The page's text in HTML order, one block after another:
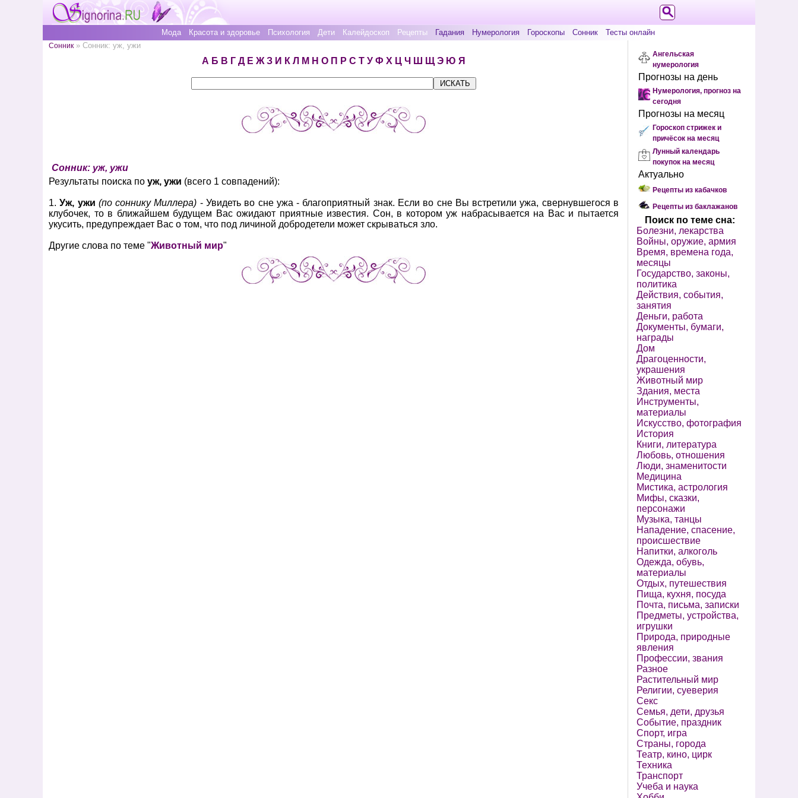
Мода Красота и здоровье Психология Дети Калейдоскоп Рецепты Гадания Нумерология Гороскопы Сонник Тесты онлайн
Сонник » Сонник: уж, ужи
А Б В Г Д Е Ж З И К Л М Н О П Р С Т У Ф Х Ц Ч Ш Щ Э Ю Я
Сонник: уж, ужи
Результаты поиска по уж, ужи (всего 1 совпадений):
1.Уж, ужи (по соннику Миллера) - Увидеть во сне ужа - благоприятный знак. Если во сне Вы встретили ужа, свернувшегося в
клубочек, то в ближайшем будущем Вас ожидают приятные известия. Сон, в котором уж набрасывается на Вас и пытается
укусить, предупреждает Вас о том, что под личиной добродетели может скрываться зло.
Другие слова по теме "Животный мир"
Ангельская
нумерология
Прогнозы на день
Нумерология, прогноз на
сегодня
Прогнозы на месяц
Гороскоп стрижек и
причёсок на месяц
Лунный календарь
покупок на месяц
Актуально
Рецепты из кабачков
Рецепты из баклажанов
Поиск по теме сна:
Болезни, лекарства
Войны, оружие, армия
Время, времена года,
месяцы
Государство, законы,
политика
Действия, события,
занятия
Деньги, работа
Документы, бумаги,
награды
Дом
Драгоценности,
украшения
Животный мир
Здания, места
Инструменты,
материалы
Искусство, фотография
История
Книги, литература
Любовь, отношения
Люди, знаменитости
Медицина
Мистика, астрология
Мифы, сказки,
персонажи
Музыка, танцы
Нападение, спасение,
происшествие
Напитки, алкоголь
Одежда, обувь,
материалы
Отдых, путешествия
Пища, кухня, посуда
Почта, письма, записки
Предметы, устройства,
игрушки
Природа, природные
явления
Профессии, звания
Разное
Растительный мир
Религии, суеверия
Секс
Семья, дети, друзья
Событие, праздник
Спорт, игра
Страны, города
Театр, кино, цирк
Техника
Транспорт
Учеба и наука